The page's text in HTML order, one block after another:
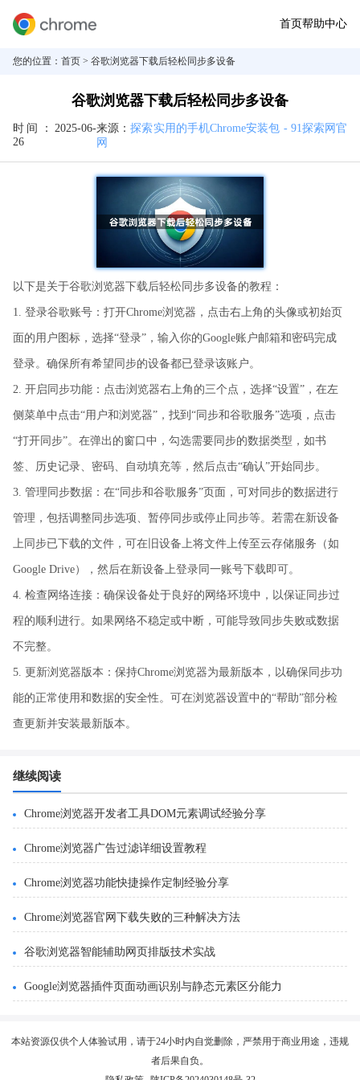
首页帮助中心
您的位置： 首页 > 谷歌浏览器下载后轻松同步多设备
谷歌浏览器下载后轻松同步多设备
时间： 2025-06-
26
来源：探索实用的手机Chrome安装包 - 91探索网官
网
以下是关于谷歌浏览器下载后轻松同步多设备的教程：
1. 登录谷歌账号：打开Chrome浏览器，点击右上角的头像或初始页
面的用户图标，选择“登录”，输入你的Google账户邮箱和密码完成
登录。确保所有希望同步的设备都已登录该账户。
2. 开启同步功能：点击浏览器右上角的三个点，选择“设置”，在左
侧菜单中点击“用户和浏览器”，找到“同步和谷歌服务”选项，点击
“打开同步”。在弹出的窗口中，勾选需要同步的数据类型，如书
签、历史记录、密码、自动填充等，然后点击“确认”开始同步。
3. 管理同步数据：在“同步和谷歌服务”页面，可对同步的数据进行
管理，包括调整同步选项、暂停同步或停止同步等。若需在新设备
上同步已下载的文件，可在旧设备上将文件上传至云存储服务（如
Google Drive），然后在新设备上登录同一账号下载即可。
4. 检查网络连接：确保设备处于良好的网络环境中，以保证同步过
程的顺利进行。如果网络不稳定或中断，可能导致同步失败或数据
不完整。
5. 更新浏览器版本：保持Chrome浏览器为最新版本，以确保同步功
能的正常使用和数据的安全性。可在浏览器设置中的“帮助”部分检
查更新并安装最新版本。
继续阅读
Chrome浏览器开发者工具DOM元素调试经验分享
Chrome浏览器广告过滤详细设置教程
Chrome浏览器功能快捷操作定制经验分享
Chrome浏览器官网下载失败的三种解决方法
谷歌浏览器智能辅助网页排版技术实战
Google浏览器插件页面动画识别与静态元素区分能力
本站资源仅供个人体验试用，请于24小时内自觉删除，严禁用于商业用途，违规
者后果自负。